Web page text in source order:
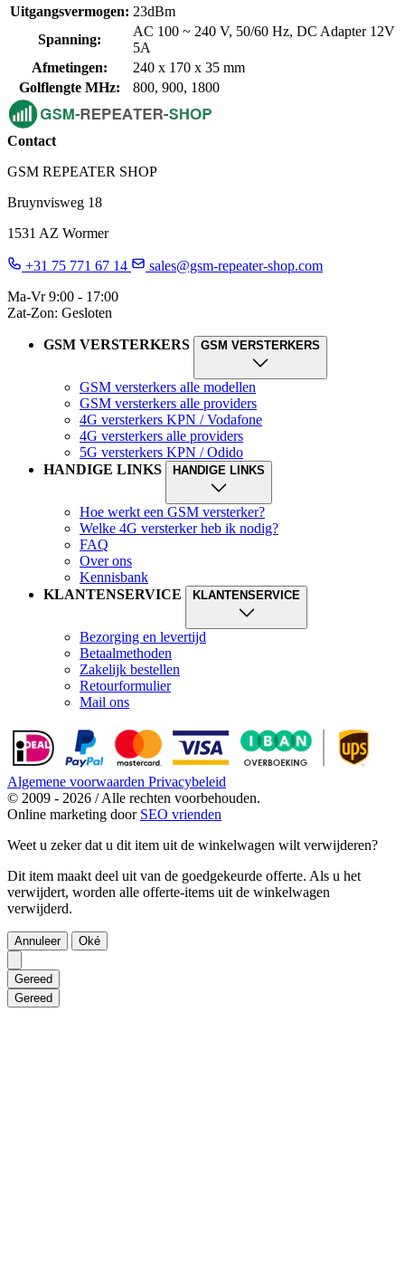
Uitgangsvermogen: 23dBm
Spanning:
AC 100 ~ 240 V, 50/60 Hz, DC Adapter 12V
5A
Afmetingen:
240 x 170 x 35 mm
Golflengte MHz:
800, 900, 1800
Contact
GSM REPEATER SHOP
Bruynvisweg 18
1531 AZ Wormer
+31 75 771 67 14
sales@gsm-repeater-shop.com
Ma-Vr 9:00 - 17:00
Zat-Zon: Gesloten
GSM VERSTERKERS GSM VERSTERKERS
GSM versterkers alle modellen
GSM versterkers alle providers
4G versterkers KPN / Vodafone
4G versterkers alle providers
5G versterkers KPN / Odido
HANDIGE LINKS
HANDIGE LINKS
Hoe werkt een GSM versterker?
Welke 4G versterker heb ik nodig?
FAQ
Over ons
Kennisbank
KLANTENSERVICE
KLANTENSERVICE
Bezorging en levertijd
Betaalmethoden
Zakelijk bestellen
Retourformulier
Mail ons
Algemene voorwaarden Privacybeleid
© 2009 - 2026 / Alle rechten voorbehouden.
Online marketing door SEO vrienden
Weet u zeker dat u dit item uit de winkelwagen wilt verwijderen?
Dit item maakt deel uit van de goedgekeurde offerte. Als u het
verwijdert, worden alle offerte-items uit de winkelwagen
verwijderd.
Annuleer Oké
Gereed
Gereed